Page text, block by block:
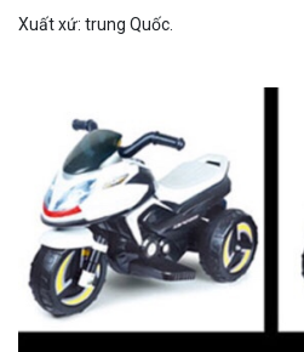
Xuất xứ: trung Quốc.